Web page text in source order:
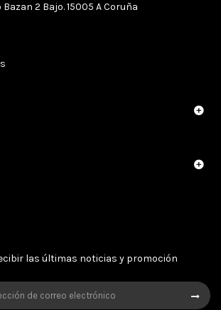
2 Bajo. 15005 A Coruña
las últimas noticias y promoción